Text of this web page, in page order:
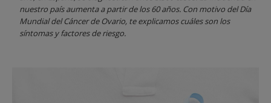
nuestro país aumenta a partir de los 60 años. Con motivo del Día
Mundial del Cáncer de Ovario, te explicamos cuáles son los
síntomas y factores de riesgo.